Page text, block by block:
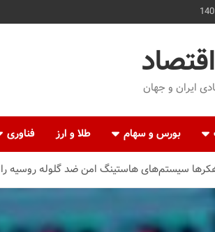
ایران و جهان
بورس و سهام طلا و ارز فناوری
سیستم‌های هاستینگ امن ضد گلوله روسیه را